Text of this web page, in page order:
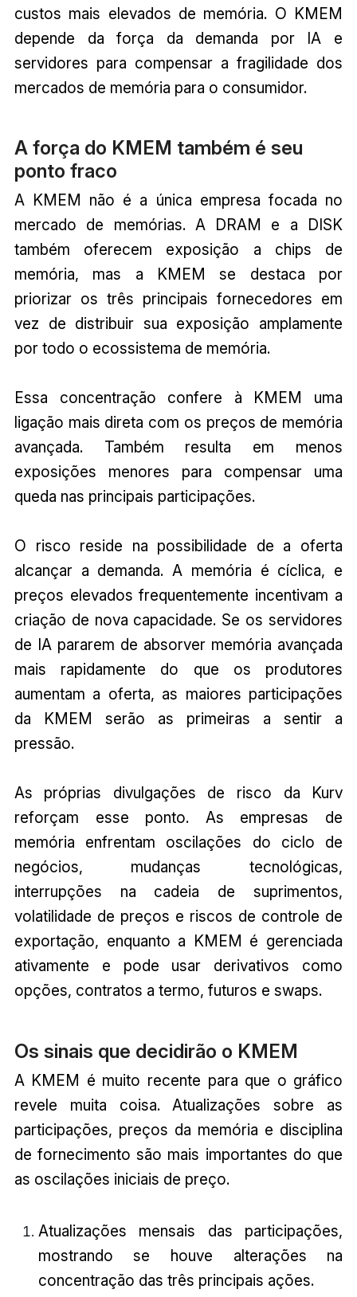
custos mais elevados de memória. O KMEM
depende da força da demanda por IA e
servidores para compensar a fragilidade dos
mercados de memória para o consumidor.
A força do KMEM também é seu
ponto fraco
A KMEM não é a única empresa focada no
mercado de memórias. A DRAM e a DISK
também oferecem exposição a chips de
memória, mas a KMEM se destaca por
priorizar os três principais fornecedores em
vez de distribuir sua exposição amplamente
por todo o ecossistema de memória.
Essa concentração confere à KMEM uma
ligação mais direta com os preços de memória
avançada. Também resulta em menos
exposições menores para compensar uma
queda nas principais participações.
O risco reside na possibilidade de a oferta
alcançar a demanda. A memória é cíclica, e
preços elevados frequentemente incentivam a
criação de nova capacidade. Se os servidores
de IA pararem de absorver memória avançada
mais rapidamente do que os produtores
aumentam a oferta, as maiores participações
da KMEM serão as primeiras a sentir a
pressão.
As próprias divulgações de risco da Kurv
reforçam esse ponto. As empresas de
memória enfrentam oscilações do ciclo de
negócios, mudanças tecnológicas,
interrupções na cadeia de suprimentos,
volatilidade de preços e riscos de controle de
exportação, enquanto a KMEM é gerenciada
ativamente e pode usar derivativos como
opções, contratos a termo, futuros e swaps.
Os sinais que decidirão o KMEM
A KMEM é muito recente para que o gráfico
revele muita coisa. Atualizações sobre as
participações, preços da memória e disciplina
de fornecimento são mais importantes do que
as oscilações iniciais de preço.
Atualizações mensais das participações,
mostrando se houve alterações na
concentração das três principais ações.